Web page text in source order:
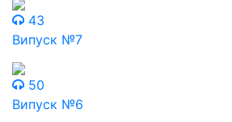
43
Випуск №7
50
Випуск №6